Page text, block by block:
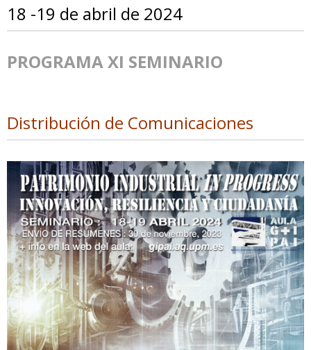
18 -19 de abril de 2024
PROGRAMA XI SEMINARIO
Distribución de Comunicaciones